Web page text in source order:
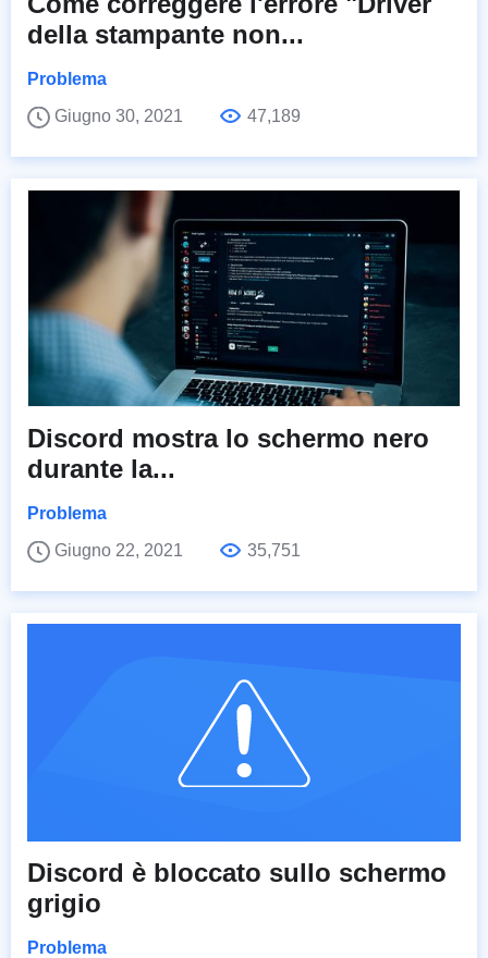
della stampante non...
Problema
Giugno 30, 2021
47,189
Discord mostra lo schermo nero
durante la...
Problema
Giugno 22, 2021
35,751
Discord è bloccato sullo schermo
grigio
Problema